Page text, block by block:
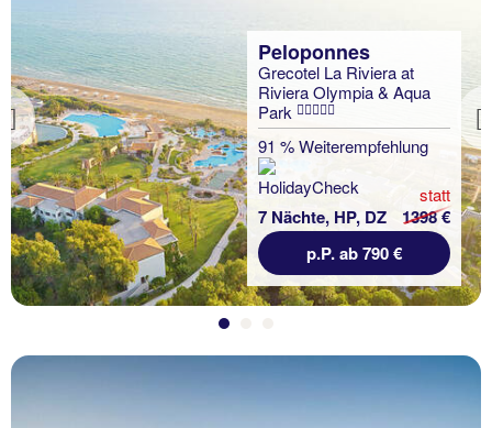
Previous
Peloponnes
Grecotel La Riviera at
Riviera Olympia & Aqua
Park
91 % Weiterempfehlung
7 Nächte, HP, DZ
statt
1398 €
p.P. ab 790 €